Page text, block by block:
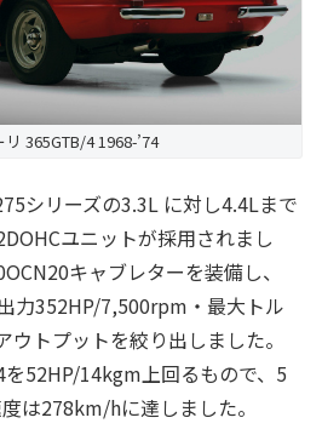
365GTB/4 1968-’74
シリーズの3.3L に対し4.4Lまで
ユニットが採用されまし
キャブレターを装備し、
力352HP/7,500rpm・最大トル
トプットを絞り出しました。
52HP/14kgm上回るもので、5
は278km/hに達しました。